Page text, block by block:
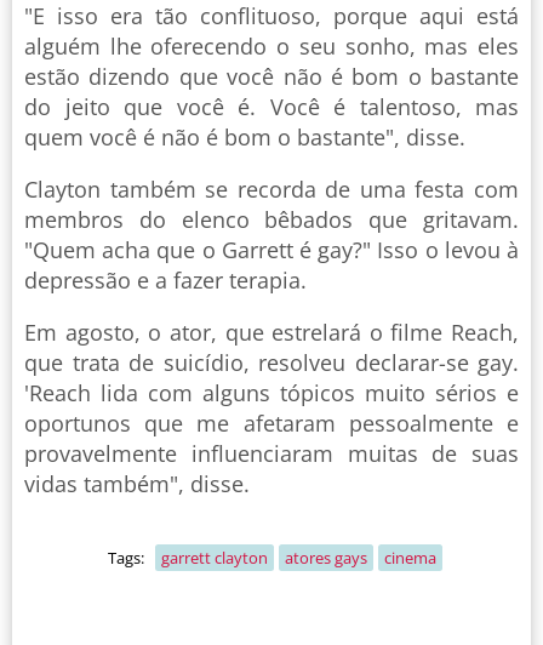
"E isso era tão conflituoso, porque aqui está
alguém lhe oferecendo o seu sonho, mas eles
estão dizendo que você não é bom o bastante
do jeito que você é. Você é talentoso, mas
quem você é não é bom o bastante", disse.
Clayton também se recorda de uma festa com
membros do elenco bêbados que gritavam.
"Quem acha que o Garrett é gay?" Isso o levou à
depressão e a fazer terapia.
Em agosto, o ator, que estrelará o filme Reach,
que trata de suicídio, resolveu declarar-se gay.
'Reach lida com alguns tópicos muito sérios e
oportunos que me afetaram pessoalmente e
provavelmente influenciaram muitas de suas
vidas também", disse.
Tags: garrett clayton atores gays cinema